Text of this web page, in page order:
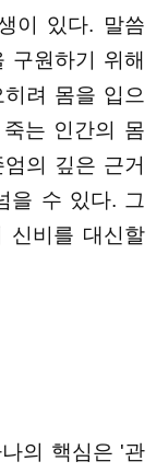
이 있다. 말씀
구원하기 위해
려 몸을 입으
는 인간의 몸
의 깊은 근거
을 수 있다. 그
신비를 대신할
의 핵심은 '관